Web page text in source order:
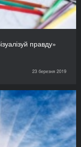
правду»
23 березня 2019